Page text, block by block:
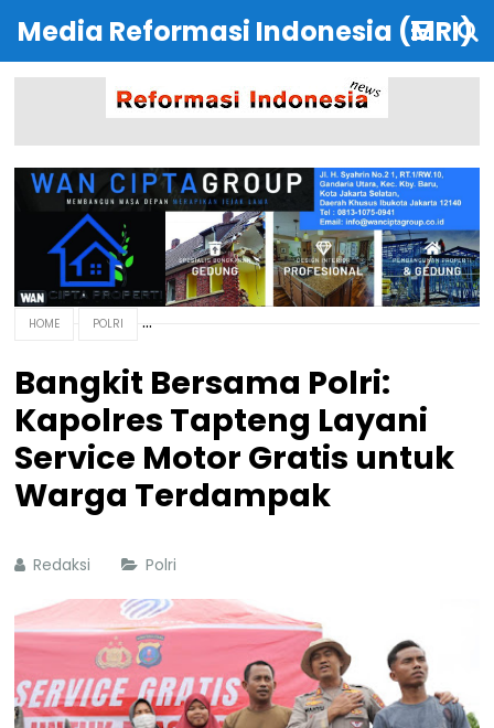
Media Reformasi Indonesia (MRI)
HOME POLRI
Bangkit Bersama Polri:
Kapolres Tapteng Layani
Service Motor Gratis untuk
Warga Terdampak
Redaksi Polri